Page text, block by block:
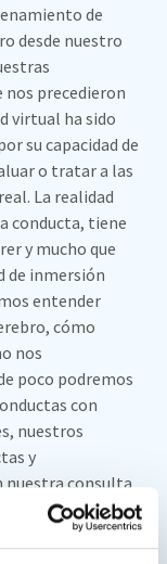
de
desde nuestro
nos precedieron
virtual ha sido
su capacidad de
o tratar a las
La realidad
conducta, tiene
y mucho que
de inmersión
entender
cómo
nos
poco podremos
con
nuestros
y
nuestra consulta
En Nesplora
esa ilusión cada